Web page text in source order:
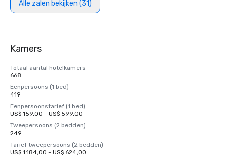
Alle zalen bekijken (31)
Kamers
Totaal aantal hotelkamers
668
Eenpersoons (1 bed)
419
Eenpersoonstarief (1 bed)
US$ 159,00 - US$ 599,00
Tweepersoons (2 bedden)
249
Tarief tweepersoons (2 bedden)
US$ 1.184,00 - US$ 624,00